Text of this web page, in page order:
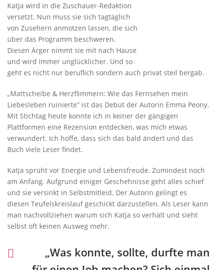
Katja wird in die Zuschauer-Redaktion
versetzt. Nun muss sie sich tagtäglich
von Zusehern anmotzen lassen, die sich
über das Programm beschweren.
Diesen Ärger nimmt sie mit nach Hause
und wird immer unglücklicher. Und so
geht es nicht nur beruflich sondern auch privat steil bergab.
„Mattscheibe & Herzflimmern: Wie das Fernsehen mein
Liebesleben ruinierte“ ist das Debüt der Autorin Emma Peony.
Mit Stichtag heute konnte ich in keiner der gängigen
Plattformen eine Rezension entdecken, was mich etwas
verwundert. Ich hoffe, dass sich das bald ändert und das
Buch viele Leser findet.
Katja sprüht vor Energie und Lebensfreude. Zumindest noch
am Anfang. Aufgrund einiger Geschehnisse geht alles schief
und sie versinkt in Selbstmitleid. Der Autorin gelingt es
diesen Teufelskreislauf geschickt darzustellen. Als Leser kann
man nachvollziehen warum sich Katja so verhält und sieht
selbst oft keinen Ausweg mehr.
„Was konnte, sollte, durfte man